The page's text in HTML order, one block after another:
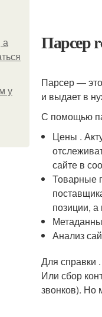
а
у
Парсер
Парсер —
и выдает в
С помощью
Цены .
сайте в
Товарные
позиции,
Анализ
Для справки
Или сбор
звонков). Но